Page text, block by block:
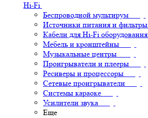
Hi-Fi
Беспроводной мультирум
Источники питания и фильтры
Кабели для Hi-Fi оборудования
Мебель и кронштейны
Музыкальные центры
Проигрыватели и плееры
Ресиверы и процессоры
Сетевые проигрыватели
Системы караоке
Усилители звука
Еще